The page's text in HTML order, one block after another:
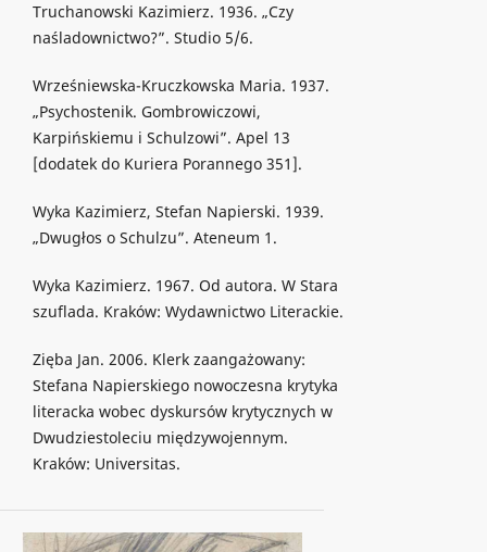
Truchanowski Kazimierz. 1936. „Czy
naśladownictwo?”. Studio 5/6.
Wrześniewska-Kruczkowska Maria. 1937.
„Psychostenik. Gombrowiczowi,
Karpińskiemu i Schulzowi”. Apel 13
[dodatek do Kuriera Porannego 351].
Wyka Kazimierz, Stefan Napierski. 1939.
„Dwugłos o Schulzu”. Ateneum 1.
Wyka Kazimierz. 1967. Od autora. W Stara
szuflada. Kraków: Wydawnictwo Literackie.
Zięba Jan. 2006. Klerk zaangażowany:
Stefana Napierskiego nowoczesna krytyka
literacka wobec dyskursów krytycznych w
Dwudziestoleciu międzywojennym.
Kraków: Universitas.